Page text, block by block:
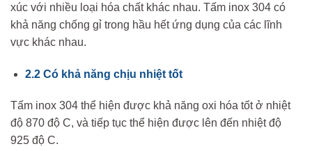
xúc với nhiều loại hóa chất khác nhau. Tấm inox 304 có
khả năng chống gỉ trong hầu hết ứng dụng của các lĩnh
vực khác nhau.
2.2 Có khả năng chịu nhiệt tốt
Tấm inox 304 thể hiện được khả năng oxi hóa tốt ở nhiệt
độ 870 độ C, và tiếp tục thể hiện được lên đến nhiệt độ
925 độ C.